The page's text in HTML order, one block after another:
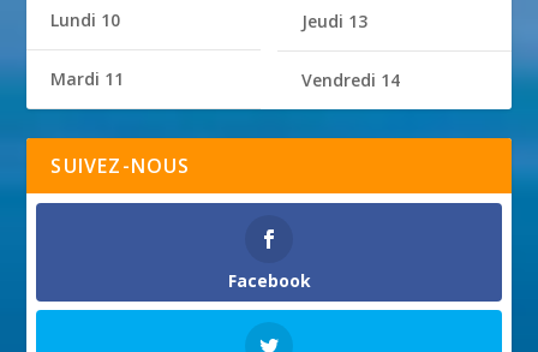
Lundi 10
Mardi 11
Jeudi 13
Vendredi 14
SUIVEZ-NOUS
Facebook